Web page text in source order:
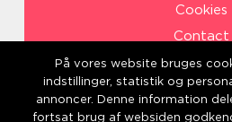
Cookies
Contact
Contact
Sitemap
Sitemap
På vores website bruges
indstillinger, statistik og
annoncer. Denne information
fortsat brug af websiden